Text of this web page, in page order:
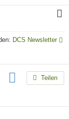
DCS Newsletter
Teilen